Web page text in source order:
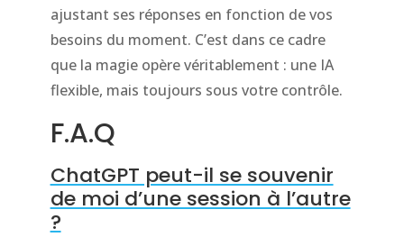
ajustant ses réponses en fonction de vos
besoins du moment. C’est dans ce cadre
que la magie opère véritablement : une IA
flexible, mais toujours sous votre contrôle.
F.A.Q
ChatGPT peut-il se souvenir
de moi d’une session à l’autre
?